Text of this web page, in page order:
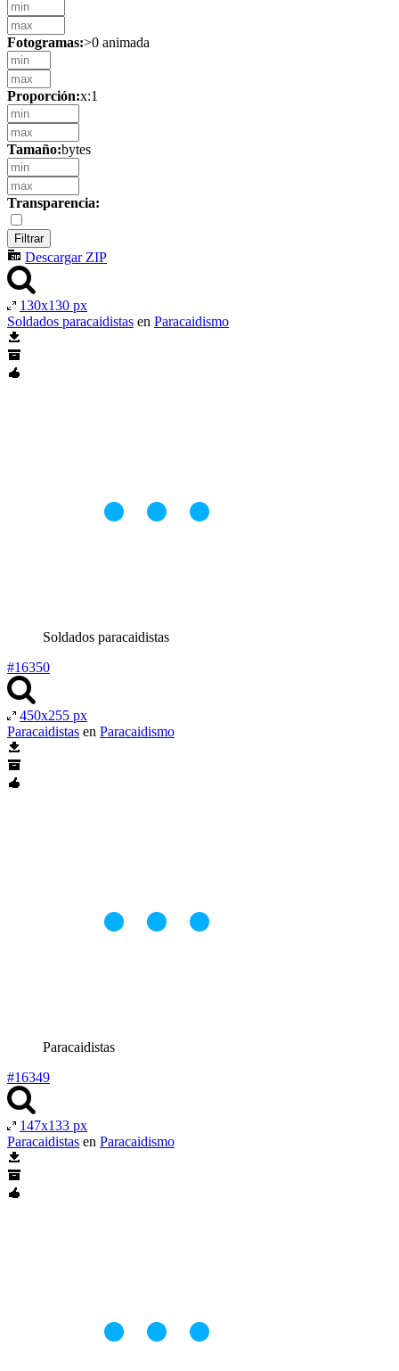
Fotogramas:>0 animada
Proporción:x:1
Tamaño:bytes
Transparencia:
Descargar ZIP
130x130 px
Soldados paracaidistas en Paracaidismo
Soldados paracaidistas
#16350
450x255 px
Paracaidistas en Paracaidismo
Paracaidistas
#16349
147x133 px
Paracaidistas en Paracaidismo